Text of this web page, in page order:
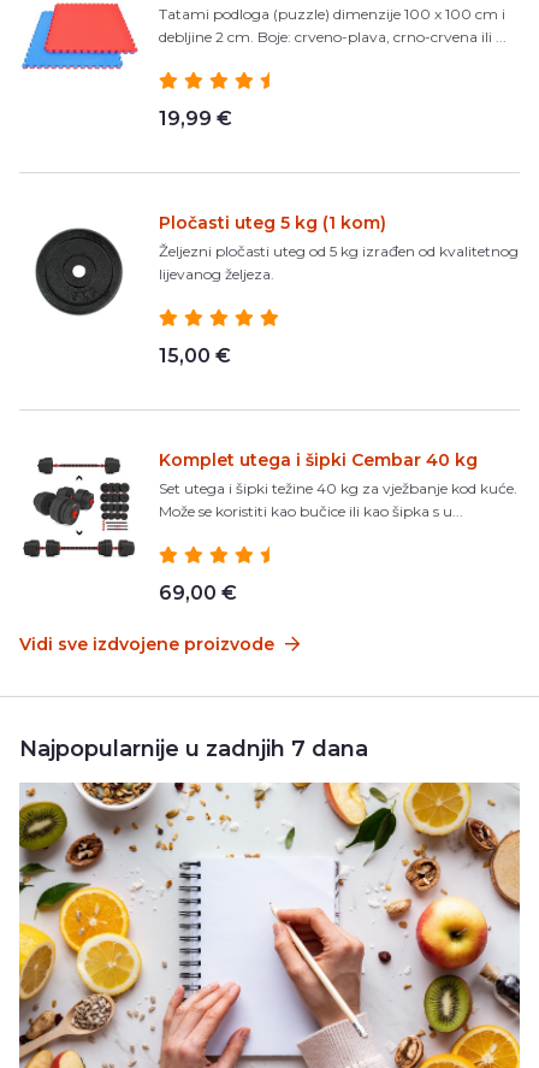
Tatami podloga (puzzle) dimenzije 100 x 100 cm i
debljine 2 cm. Boje: crveno-plava, crno-crvena ili ...
19,99 €
Pločasti uteg 5 kg (1 kom)
Željezni pločasti uteg od 5 kg izrađen od kvalitetnog
lijevanog željeza.
15,00 €
Komplet utega i šipki Cembar 40 kg
Set utega i šipki težine 40 kg za vježbanje kod kuće.
Može se koristiti kao bučice ili kao šipka s u...
69,00 €
Vidi sve izdvojene proizvode
Najpopularnije u zadnjih 7 dana